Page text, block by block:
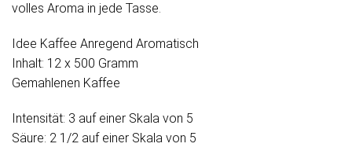
volles Aroma in jede Tasse.
Idee Kaffee Anregend Aromatisch
Inhalt: 12 x 500 Gramm
Gemahlenen Kaffee
Intensität: 3 auf einer Skala von 5
Säure: 2 1/2 auf einer Skala von 5